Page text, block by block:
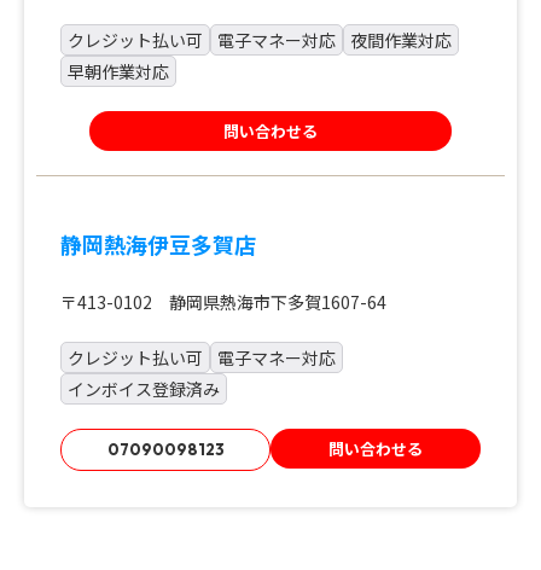
クレジット払い可 電子マネー対応
夜間作業対応
早朝作業対応
問い合わせる
静岡熱海伊豆多賀店
〒413-0102 静岡県熱海市下多賀1607-64
クレジット払い可
電子マネー対応
インボイス登録済み
07090098123 問い合わせる